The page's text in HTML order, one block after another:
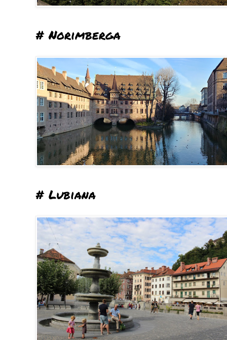
# Norimberga
# Lubiana